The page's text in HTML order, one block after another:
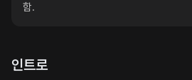
함.
인트로